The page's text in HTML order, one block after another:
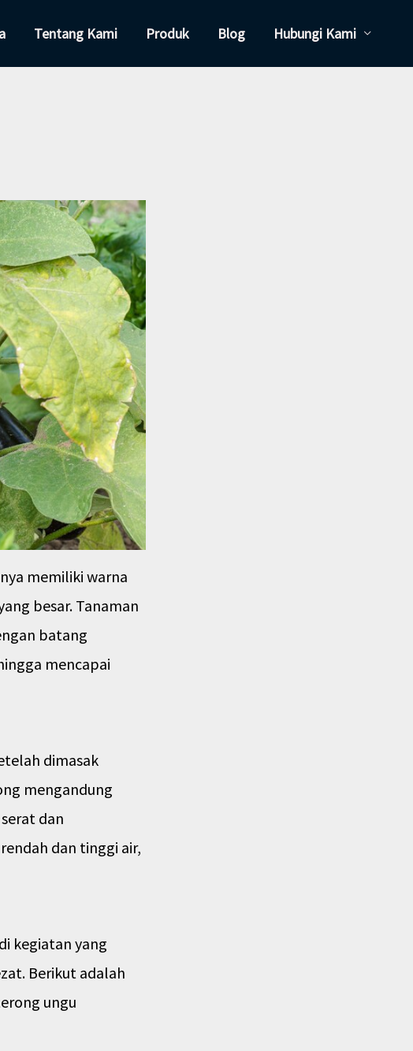
Tentang Kami Produk Blog Hubungi Kami
memiliki warna
besar. Tanaman
batang
mencapai
dimasak
mengandung
dan
dan tinggi air,
kegiatan yang
Berikut adalah
ungu